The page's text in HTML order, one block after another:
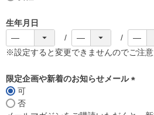
生年月日
※設定すると変更できませんのでご注
限定企画や新着のお知らせメール
可
否